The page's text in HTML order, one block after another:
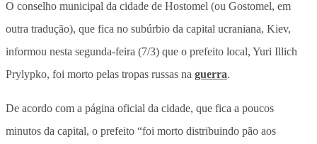
O conselho municipal da cidade de Hostomel (ou Gostomel, em
outra tradução), que fica no subúrbio da capital ucraniana, Kiev,
informou nesta segunda-feira (7/3) que o prefeito local, Yuri Illich
Prylypko, foi morto pelas tropas russas na guerra.
De acordo com a página oficial da cidade, que fica a poucos
minutos da capital, o prefeito “foi morto distribuindo pão aos